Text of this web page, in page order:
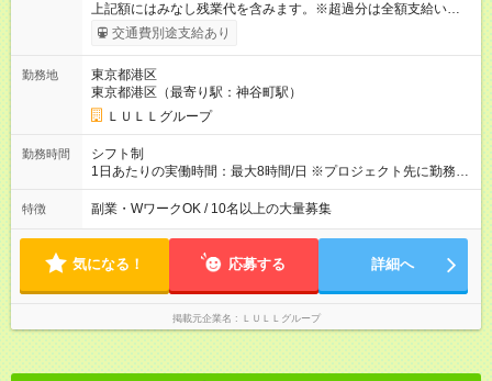
上記額にはみなし残業代を含みます。※超過分は全額支給いたし
ます。 みなし残業代 21,675円／月 みなし残業時間 12時間／月 -
------------------------------------------------------- ≪経験者の方は以下と
万円～＋業績賞与＋交通費＋各種手当 ※固定残業代（30時間/6
万6，610円分）を含む。超過分は追加支給いたします 能力やス
キルを考慮し初任給を決定。経験者の方は前給考慮も可能で
す！ ◎昇給年1回（研修終了後） ◎賞与年2回（2月・8月）＋業
績賞与あり ◤スキルアップも、収入アップも。◢ 入社後の成長
や頑張りは、しっかり給与で還元しています。 実際にほぼ全員
上アップした社員も。 エンジニアへの還元率は業界高水準の
87％。 スキルを磨いた分だけ、収入アップも目指せる環境で
す！ 【試用期間】試用期間あり 試用期間の長さ：6ヶ月 ※ 雇用
形態と給与に、本採用時と異なる部分があります。 雇用形態：
中途採用（契約社員） 給与：月給 230,000円以上 上記額にはみ
なし残業代を含みます。※超過分は全額支給いたします。 みな
別途支給いたします ※研修期間中（最大12ヶ月間）も、試用期
交通費別途支給あり
勤務地
東京都港区
東京都港区（最寄り駅：神谷町駅）
ＬＵＬＬグループ
勤務時間
シフト制
1日あたりの実働時間：最大8時間/日 ※プロジェクト先に勤務時
間は異なります 【シフト例】 ・10時00分～19時00分 ・9時00
分～18時00分 平均残業時間：月10時間以内
特徴 副業・WワークOK / 10名以上の大量募集
気になる！ 応募する 詳細へ
掲載元企業名 ＬＵＬＬグループ